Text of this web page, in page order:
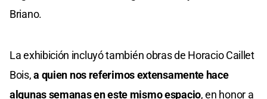
Briano.
La exhibición incluyó también obras de Horacio Caillet
Bois,a quien nos referimos extensamente hace
algunas semanas en este mismo espacio, en honor a